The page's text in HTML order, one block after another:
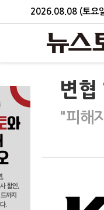
2026.08.08 (토요
변협
"피해